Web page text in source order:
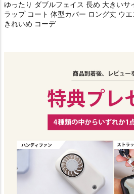
ゆったり ダブルフェイス 長め 大きいサ
ラップ コート 体型カバー ロング丈 ウ
きれいめ コーデ